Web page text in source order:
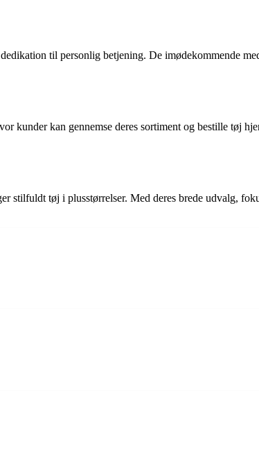
til personlig betjening. De imødekommende
kunder kan gennemse deres sortiment og bestille tøj
stilfuldt tøj i plusstørrelser. Med deres brede udvalg,